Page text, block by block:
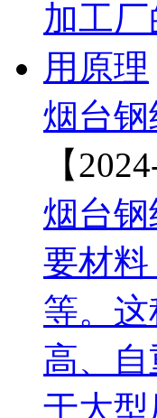
烟台
【
烟台
要材
等。‌
高、
于大